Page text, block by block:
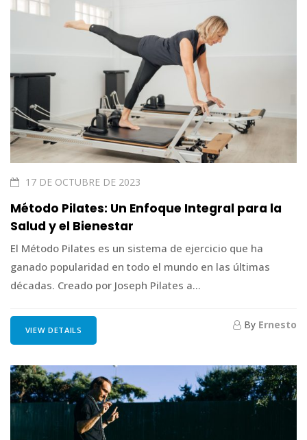
17 DE OCTUBRE DE 2023
Método Pilates: Un Enfoque Integral para la
Salud y el Bienestar
El Método Pilates es un sistema de ejercicio que ha
ganado popularidad en todo el mundo en las últimas
décadas. Creado por Joseph Pilates a...
VIEW DETAILS By Ernesto